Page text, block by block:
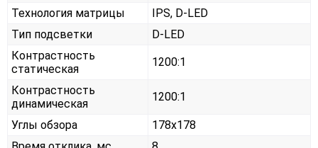
Технология матрицы
IPS, D-LED
Тип подсветки
D-LED
Контрастность
статическая
1200:1
Контрастность
динамическая
1200:1
Углы обзора
178x178